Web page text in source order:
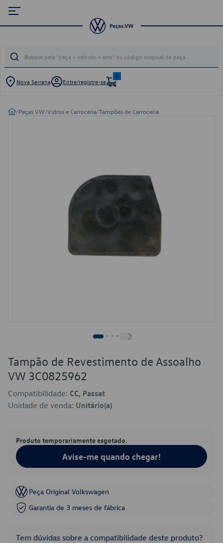
Nova Serrana Entre/registre-se
0
/Peças VW/Vidros e Carroceria/Tampões de Carroceria
Tampão de Revestimento de Assoalho
VW 3C0825962
Compatibilidade: CC, Passat
Unidade de venda: Unitário(a)
Produto temporariamente esgotado.
Avise-me quando chegar!
Peça Original Volkswagen
Garantia de 3 meses de fábrica
Tem dúvidas sobre a compatibilidade deste produto?